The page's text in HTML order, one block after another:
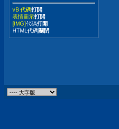
vB 代碼打開
表情圖示打開
[IMG]代碼打開
HTML代碼關閉